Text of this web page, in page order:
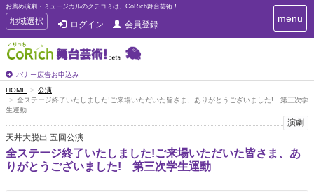
お薦め演劇・ミュージカルのクチコミは、CoRich舞台芸術！
T
o
g
g
e
n
a
v
i
g
a
t
地域選択 ログイン 会員登録
バナー広告お申込み
T
o
n
v
g
menu
HOME
公演
全ステージ終了いたしました!ご来場いただいた皆さま、ありがとうございました! 第三次学
生運動
演劇
天丼大脱出 五回公演
全ステージ終了いたしました!ご来場いただいた皆さま、あ
りがとうございました! 第三次学生運動